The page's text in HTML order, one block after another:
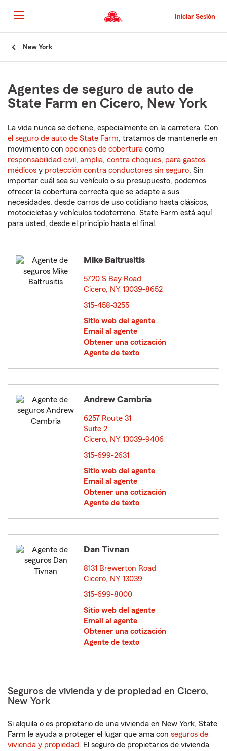
al
contenido
principal
Iniciar Sesión
New York
Agentes de seguro de auto de
State Farm en Cicero, New York
La vida nunca se detiene, especialmente en la carretera. Con
el seguro de auto de State Farm, tratamos de mantenerle en
movimiento con opciones de cobertura como
responsabilidad civil , amplia, contra choques, para gastos
médicos y protección contra conductores sin seguro. Sin
importar cuál sea su vehículo o su presupuesto, podemos
ofrecer la cobertura correcta que se adapte a sus
necesidades, desde carros de uso cotidiano hasta clásicos,
motocicletas y vehículos todoterreno. State Farm está aquí
para usted, desde el principio hasta el final.
Mike Baltrusitis
5720 S Bay Road
Cicero, NY 13039-8652
315-458-3255
Sitio web del agente
Email al agente
Obtener una cotización
Agente de texto
Andrew Cambria
6257 Route 31
Suite 2
Cicero, NY 13039-9406
315-699-2631
Sitio web del agente
Email al agente
Obtener una cotización
Agente de texto
Dan Tivnan
8131 Brewerton Road
Cicero, NY 13039
315-699-8000
Sitio web del agente
Email al agente
Obtener una cotización
Agente de texto
Seguros de vivienda y de propiedad en Cicero,
New York
Si alquila o es propietario de una vivienda en New York, State
Farm le ayuda a proteger el lugar que ama con seguros de
vivienda y propiedad. El seguro de propietarios de vivienda